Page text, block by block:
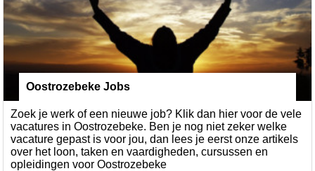
Oostrozebeke Jobs
Zoek je werk of een nieuwe job? Klik dan hier voor de vele
vacatures in Oostrozebeke. Ben je nog niet zeker welke
vacature gepast is voor jou, dan lees je eerst onze artikels
over het loon, taken en vaardigheden, cursussen en
opleidingen voor Oostrozebeke